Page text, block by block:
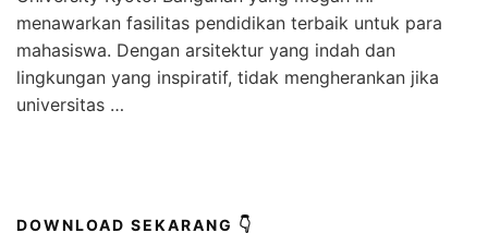
menawarkan fasilitas pendidikan terbaik untuk para
mahasiswa. Dengan arsitektur yang indah dan
lingkungan yang inspiratif, tidak mengherankan jika
universitas …
DOWNLOAD SEKARANG 👇